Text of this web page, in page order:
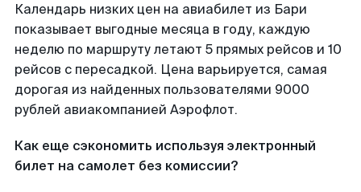
Календарь низких цен на авиабилет из Бари
показывает выгодные месяца в году, каждую
неделю по маршруту летают 5 прямых рейсов и 10
рейсов с пересадкой. Цена варьируется, самая
дорогая из найденных пользователями 9000
рублей авиакомпанией Аэрофлот.
Как еще сэкономить используя электронный
билет на самолет без комиссии?